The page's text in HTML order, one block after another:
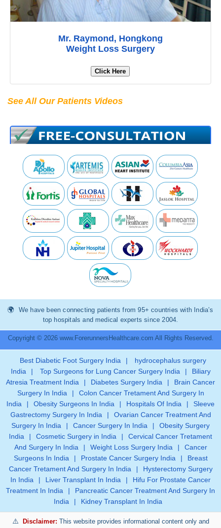
Mr. Raymond, Hongkong
Weight Loss Surgery
Click Here
See All Our Patients Videos
We have been connecting patients from 95+ countries with India’s
top hospitals and medical experts since 2004.
Copyright © 2026 www.ForerunnersHealthcare.com All Rights Reserved.
Best Diabetic Foot Surgery India |
hydrocephalus surgery
India
| Top Surgeons for Lung Cancer Surgery India |
Biliary
Atresia Treatment India
| Diabetes Surgery India |
Brain Cancer
Surgery In India
|
Colon Cancer Tretament And Surgery In
India
| Obesity Surgeons In India | Hospitals Of India |
Sleeve
Gastrectomy Surgery In India
|
Ovarian Cancer Treatment And
Surgery In India
| Cancer Surgery In India |
Obesity Surgery
India
| Cosmetic Surgery in India |
Cervical Cancer Tretament
And Surgery In India
| Weight Loss Surgery India |
Cancer
Surgeons In India
| Prostate Cancer Surgery India |
Breast
Cancer Tretament And Surgery In India
|
Hysterectomy Surgery
In India
| Liver Transplant In India |
Hifu For Prostate Cancer
Treatment In India
|
Pancreatic Cancer Treatment And Surgery In
India
| Kidney Transplant In India
Disclaimer: This website provides informational content only and